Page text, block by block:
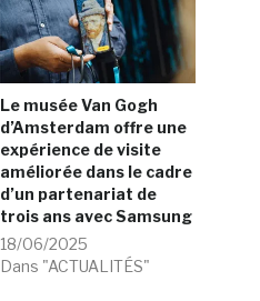
Le musée Van Gogh
d’Amsterdam offre une
expérience de visite
améliorée dans le cadre
d’un partenariat de
trois ans avec Samsung
18/06/2025
Dans "ACTUALITÉS"